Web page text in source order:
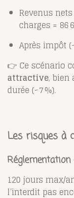
Revenus
charges = 86
Après impôt
👉 Ce scénario
attractive, bien
durée (~7 %).
Les risques à
Réglementation
120 jours max/
l’interdit pas